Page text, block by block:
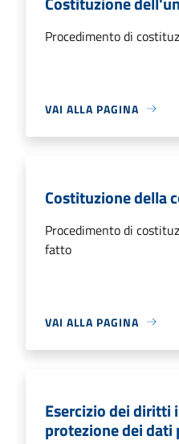
Procedimento di
VAI ALLA PAGINA
Costituzione della
Procedimento di
fatto
VAI ALLA PAGINA
Esercizio dei diritti
protezione dei dati